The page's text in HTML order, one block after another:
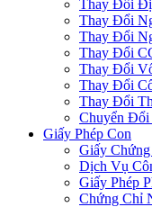
Thay Đổi
Thay Đổi
Thay Đổi
Thay Đổi
Thay Đổi
Thay Đổi
Thay Đổi
Chuyển Đổi
Giấy Phép Con
Giấy
Dịch Vụ
Giấy Phép
Chứng Chỉ